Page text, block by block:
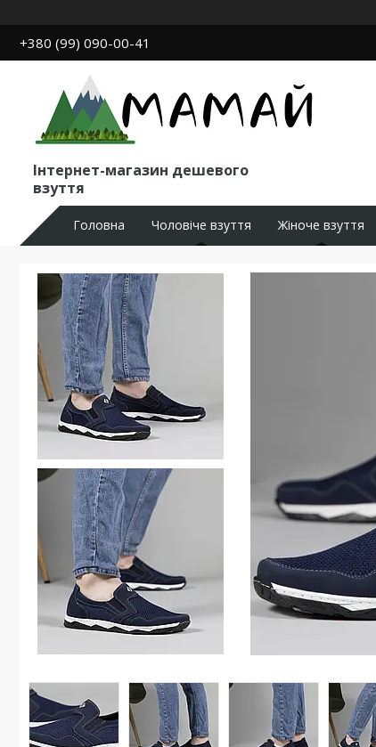
+380 (99) 090-00-41
Інтернет-магазин дешевого
взуття
Головна Чоловіче взуття Жіноче взуття